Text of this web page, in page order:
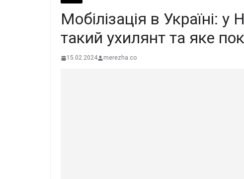
Мобілізація в Україні: у
такий ухилянт та яке
15.02.2024 merezha.co